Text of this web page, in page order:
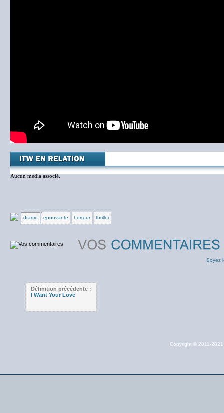
Aucun média associé.
drame epouvante horreur thriller
Soyez
Définition précédente :
I Want Your Love
Copyright © 2011-